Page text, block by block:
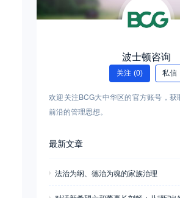
波士顿咨询
关注 (0) 私信
欢迎关注BCG大中华区的官方账号，获
前沿的管理思想。
最新文章
法治为纲、德治为魂的家族治理